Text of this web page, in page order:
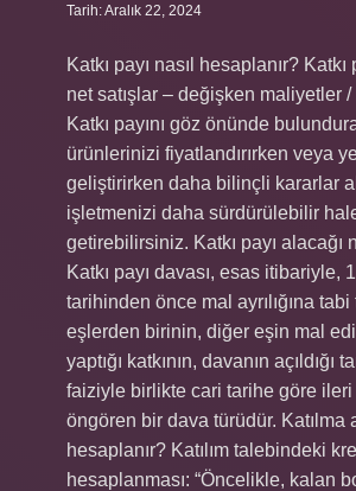
Tarih: Aralık 22, 2024
Katkı payı nasıl hesaplanır? Katkı
net satışlar – değişken maliyetler /
Katkı payını göz önünde
ürünlerinizi fiyatlandırırken veya
geliştirirken daha bilinçli kararlar
işletmenizi daha sürdürülebilir
getirebilirsiniz. Katkı payı alacağı
Katkı payı davası, esas itibariyle,
tarihinden önce mal ayrılığına tabi
eşlerden birinin, diğer eşin mal
yaptığı katkının, davanın açıldığı
faiziyle birlikte cari tarihe göre
öngören bir dava türüdür. Katılma
hesaplanır? Katılım talebindeki
hesaplanması: “Öncelikle, kalan